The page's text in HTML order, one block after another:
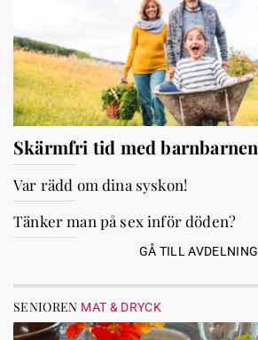
Skärmfri tid med barnbarnen
Var rädd om dina syskon!
Tänker man på sex inför döden?
GÅ TILL AVDELNING
SENIOREN MAT & DRYCK